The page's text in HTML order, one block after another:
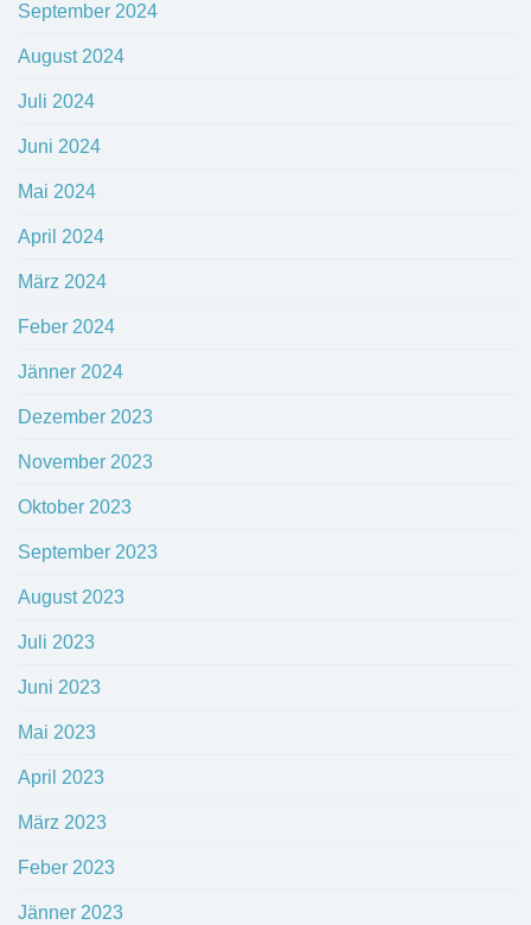
September 2024
August 2024
Juli 2024
Juni 2024
Mai 2024
April 2024
März 2024
Feber 2024
Jänner 2024
Dezember 2023
November 2023
Oktober 2023
September 2023
August 2023
Juli 2023
Juni 2023
Mai 2023
April 2023
März 2023
Feber 2023
Jänner 2023